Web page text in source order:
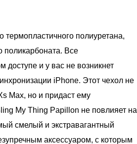
термопластичного полиуретана,
поликарбоната. Все
и у вас не возникнет
iPhone. Этот чехол не
Max, но и придаст ему
My Thing Papillon не повлияет на
смелый и экстравагантный
аксессуаром, с которым